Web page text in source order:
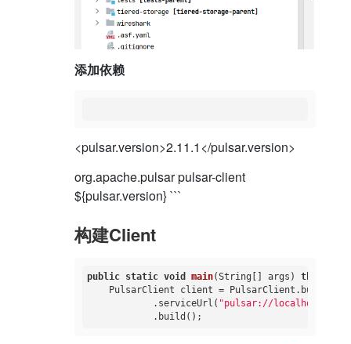
添加依赖
<pulsar.version>2.11.1</pulsar.version>
org.apache.pulsarpulsar-client
${pulsar.version}```
构建Client
public static void main(String[] args) throws
    PulsarClient client = PulsarClient.builder()
            .serviceUrl(
"pulsar://